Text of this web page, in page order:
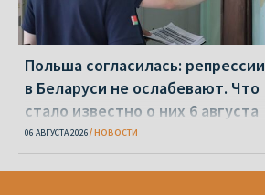
Польша согласилась: репрессии
в Беларуси не ослабевают. Что
стало известно о них 6 августа
06 АВГУСТА 2026 НОВОСТИ